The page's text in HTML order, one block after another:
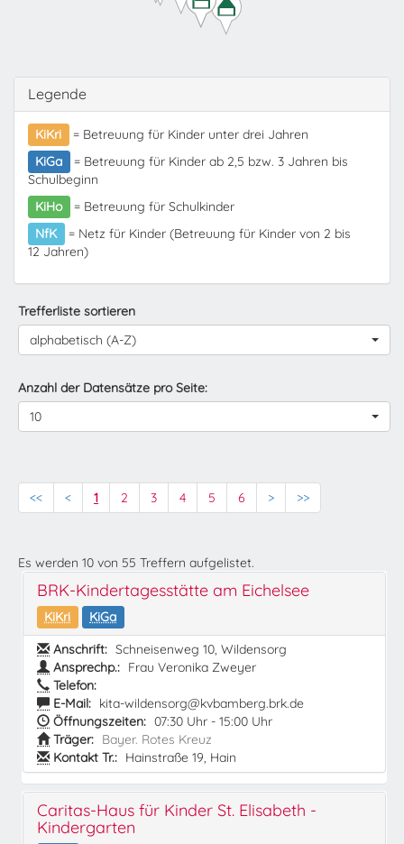
Legende
KiKri
= Betreuung für Kinder unter drei Jahren
KiGa
= Betreuung für Kinder ab 2,5 bzw. 3 Jahren bis
Schulbeginn
KiHo
= Betreuung für Schulkinder
NfK
= Netz für Kinder (Betreuung für Kinder von 2 bis
12 Jahren)
Trefferliste sortieren
alphabetisch (A-Z)
Anzahl der Datensätze pro Seite:
10
<< < 1 2 3 4 5 6 > >>
Es werden 10 von 55 Treffern aufgelistet.
BRK-Kindertagesstätte am Eichelsee
KiKri
KiGa
Anschrift: Schneisenweg 10, Wildensorg
Ansprechp.: Frau Veronika Zweyer
Telefon:
E-Mail: kita-wildensorg@kvbamberg.brk.de
Öffnungszeiten: 07:30 Uhr - 15:00 Uhr
Träger: Bayer. Rotes Kreuz
Kontakt Tr.: Hainstraße 19, Hain
Caritas-Haus für Kinder St. Elisabeth -
Kindergarten